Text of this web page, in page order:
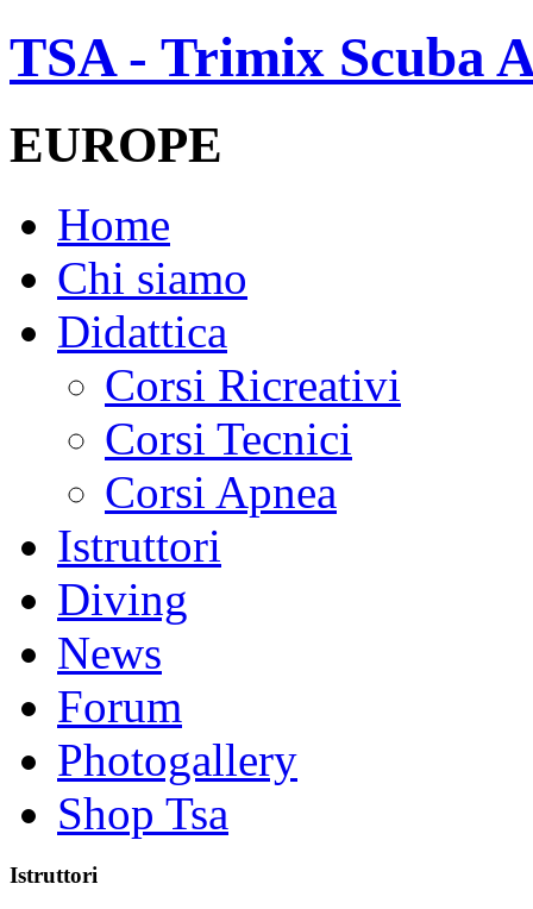
TSA - Trimix Scuba
EUROPE
Home
Chi siamo
Didattica
Corsi Ricreativi
Corsi Tecnici
Corsi Apnea
Istruttori
Diving
News
Forum
Photogallery
Shop Tsa
Istruttori